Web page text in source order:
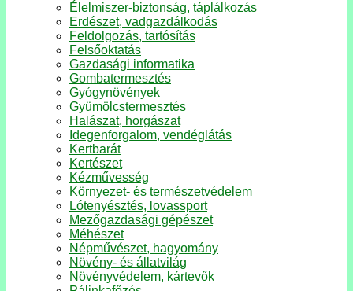
Élelmiszer-biztonság, táplálkozás
Erdészet, vadgazdálkodás
Feldolgozás, tartósítás
Felsőoktatás
Gazdasági informatika
Gombatermesztés
Gyógynövények
Gyümölcstermesztés
Halászat, horgászat
Idegenforgalom, vendéglátás
Kertbarát
Kertészet
Kézművesség
Környezet- és természetvédelem
Lótenyésztés, lovassport
Mezőgazdasági gépészet
Méhészet
Népművészet, hagyomány
Növény- és állatvilág
Növényvédelem, kártevők